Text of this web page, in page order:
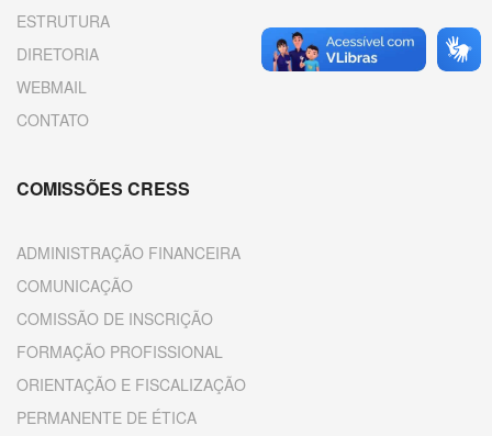
ESTRUTURA
DIRETORIA
WEBMAIL
CONTATO
COMISSÕES CRESS
ADMINISTRAÇÃO FINANCEIRA
COMUNICAÇÃO
COMISSÃO DE INSCRIÇÃO
FORMAÇÃO PROFISSIONAL
ORIENTAÇÃO E FISCALIZAÇÃO
PERMANENTE DE ÉTICA